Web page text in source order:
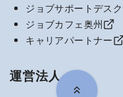
ジョブサポートデス
ジョブカフェ奥州
キャリアパートナー
運営法人